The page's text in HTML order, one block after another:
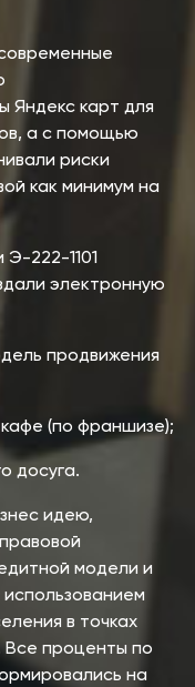
Яндекс карт для
а с помощью
риски
как минимум на
222-1101
электронную
продвижения
(по франшизе);
досуга.
идею,
модели и
в точках
Все проценты по
на